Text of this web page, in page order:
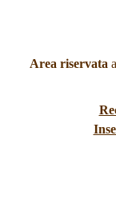
Area riservata